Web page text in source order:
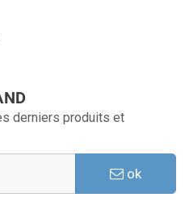
derniers produits et
ok